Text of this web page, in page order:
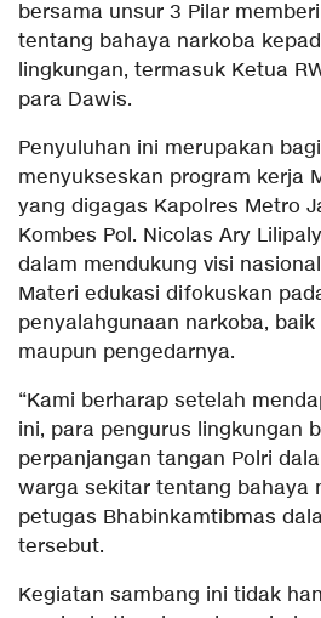
bersama unsur 3 Pilar
tentang bahaya narkoba
lingkungan, termasuk Ketua
para Dawis.
Penyuluhan ini merupakan
menyukseskan program kerja
yang digagas Kapolres Metro
Kombes Pol. Nicolas Ary
dalam mendukung visi
Materi edukasi difokuskan
penyalahgunaan narkoba,
maupun pengedarnya.
“Kami berharap setelah
ini, para pengurus lingkungan
perpanjangan tangan Polri
warga sekitar tentang bahaya
petugas Bhabinkamtibmas
tersebut.
Kegiatan sambang ini tidak